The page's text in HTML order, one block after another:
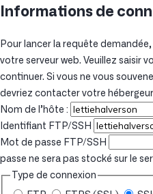
Informations de
Pour lancer la requête
votre serveur web. Veuillez saisir
continuer. Si vous ne vous
devriez contacter votre
Nom de l’hôte :
Identifiant FTP/SSH
Mot de passe FTP/SSH
passe ne sera pas stocké sur le
Type de connexion